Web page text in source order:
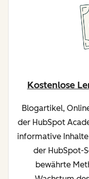
Kostenlose
Blogartikel,
der HubSpot
informative
der HubSpot-
bewährte